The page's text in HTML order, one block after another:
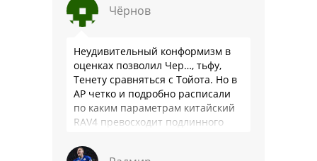
Чёрнов
Неудивительный конформизм в
оценках позволил Чер…, тьфу,
Тенету сравняться с Тойота. Но в
АР четко и подробно расписали
по каким параметрам китайский
RAV4 превосходит подлинного
подвеска едет ровно и приятно …